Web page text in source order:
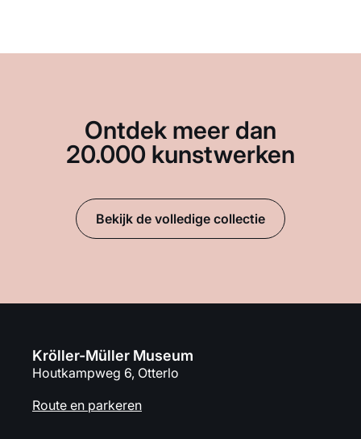
Ontdek meer dan
20.000 kunstwerken
Bekijk de volledige collectie
Kröller-Müller Museum
Houtkampweg 6, Otterlo
Route en parkeren